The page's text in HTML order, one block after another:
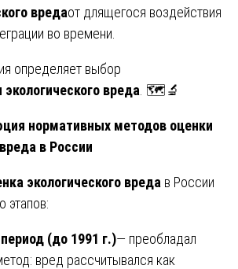
вредаот длящегося воздействия
во времени.
определяет выбор
экологического вреда . 🗺️🔬
нормативных методов оценки
в России
экологического вреда в России
этапов:
(до 1991 г.)— преобладал
вред рассчитывался как